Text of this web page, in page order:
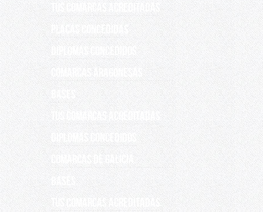
Tus Comarcas acreditadas
Placas concedidas
DIPLOMAS CONCEDIDOS
COMARCAS ARAGONESAS
Bases
Tus comarcas acreditadas
DIPLOMAS CONCEDIDOS
COMARCAS DE GALICIA
Bases
Tus comarcas acreditadas